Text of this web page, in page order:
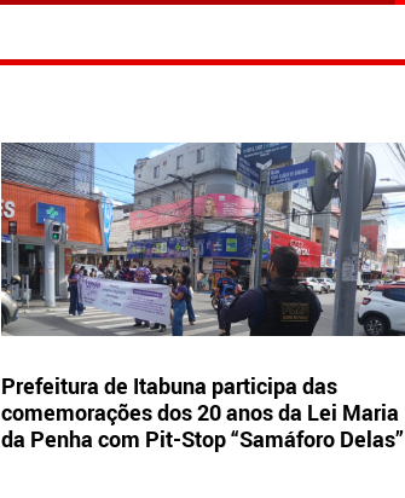
Prefeitura de Itabuna participa das
comemorações dos 20 anos da Lei Maria
da Penha com Pit-Stop “Samáforo Delas”